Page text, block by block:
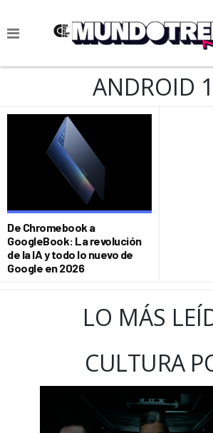
NOTICIAS
CIENCIA Y TECNOLOGÍA
CULTURIZANDO.COM
ANDROID
De Chromebook a
GoogleBook: La revolución
de la IA y todo lo nuevo de
Google en 2026
LO MÁS
CULTURA